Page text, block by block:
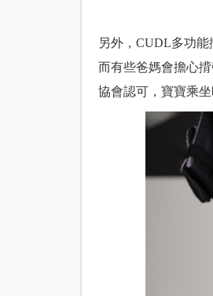
另外，CUDL多功能
而有些爸媽會擔心
協會認可，寶寶乘